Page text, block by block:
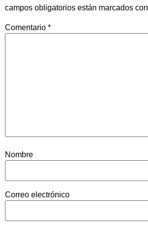
campos obligatorios están marcados con
Comentario *
Nombre
Correo electrónico